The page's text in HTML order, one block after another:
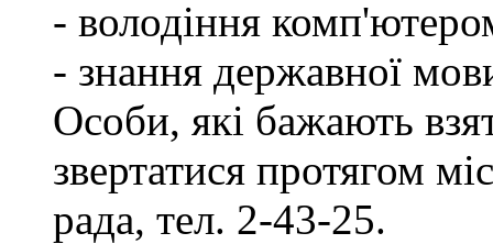
- володіння
- знання державної
Особи, які бажають
звертатися протягом
рада, тел. 2-43-25.